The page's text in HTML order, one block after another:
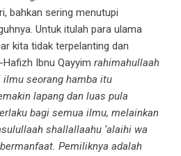
bahkan sering menutupi
Untuk itulah para ulama
kita tidak terpelanting dan
Ibnu Qayyim rahimahullaah
ilmu seorang hamba itu
lapang dan luas pula
bagi semua ilmu, melainkan
shallallaahu ‘alaihi wa
Pemiliknya adalah